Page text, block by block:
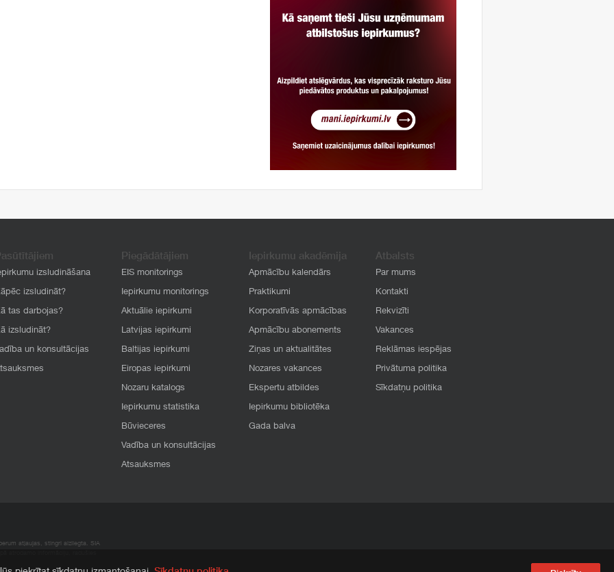
izsludināšana
izsludināt?
tas darbojas?
izsludināt?
un konsultācijas
Piegādātājiem
EIS monitorings
Iepirkumu monitorings
Aktuālie iepirkumi
Latvijas iepirkumi
Baltijas iepirkumi
Eiropas iepirkumi
Nozaru katalogs
Iepirkumu statistika
Būvieceres
Vadība un konsultācijas
Atsauksmes
Iepirkumu akadēmija
Apmācību kalendārs
Praktikumi
Korporatīvās apmācības
Apmācību abonements
Ziņas un aktualitātes
Nozares vakances
Ekspertu atbildes
Iepirkumu bibliotēka
Gada balva
Atbalsts
Par mums
Kontakti
Rekvizīti
Vakances
Reklāmas iespējas
Privātuma politika
Sīkdatņu politika
atļaujas, stingri aizliegta. SIA